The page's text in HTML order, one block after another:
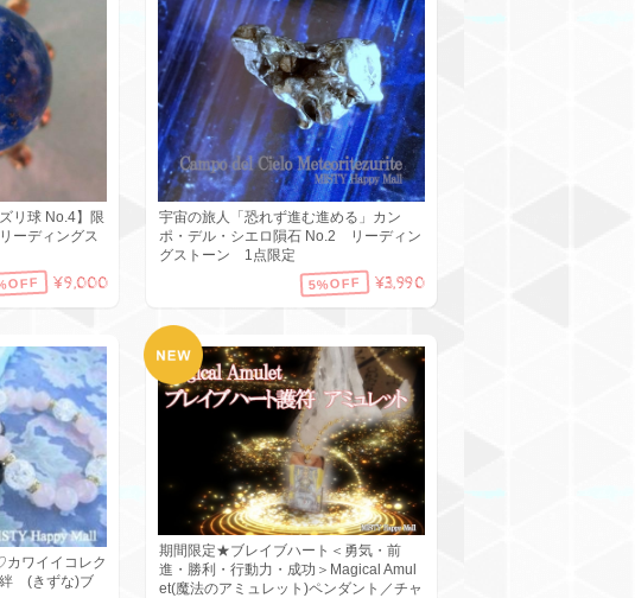
リ球 No.4】限
ーディングス
¥9,000
宇宙の旅人「恐れず進む進める」カン
ポ・デル・シエロ隕石 No.2 リーディン
グストーン 1点限定
5%OFF ¥3,990
ワイイコレク
(きずな)ブ
期間限定★ブレイブハート＜勇気・前
進・勝利・行動力・成功＞Magical Amul
et(魔法のアミュレット)ペンダント／チャ